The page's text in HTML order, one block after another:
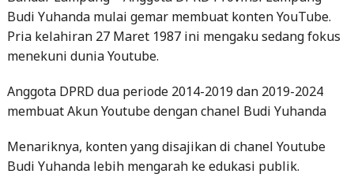
Budi Yuhanda mulai gemar membuat konten YouTube.
Pria kelahiran 27 Maret 1987 ini mengaku sedang fokus
menekuni dunia Youtube.
Anggota DPRD dua periode 2014-2019 dan 2019-2024
membuat Akun Youtube dengan chanel Budi Yuhanda
Menariknya, konten yang disajikan di chanel Youtube
Budi Yuhanda lebih mengarah ke edukasi publik.